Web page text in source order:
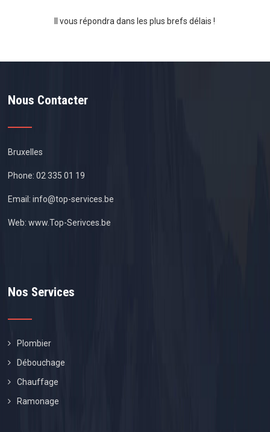
Il vous répondra dans les plus brefs délais !
Nous Contacter
Bruxelles
Phone:02 335 01 19
Email:info@top-services.be
Web:www.Top-Serivces.be
Nos Services
Plombier
Débouchage
Chauffage
Ramonage